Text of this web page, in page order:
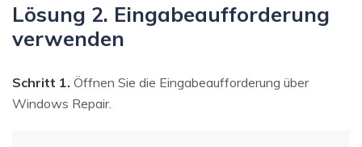
Lösung 2. Eingabeaufforderung
verwenden
Schritt 1. Öffnen Sie die Eingabeaufforderung über
Windows Repair.